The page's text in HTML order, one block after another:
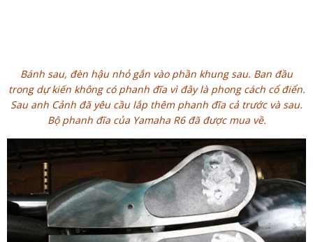
Bánh sau, đèn hậu nhỏ gắn vào phần khung sau. Ban đầu
trong dự kiến không có phanh đĩa vì đây là phong cách cổ điển.
Sau anh Cảnh đã yêu cầu lắp thêm phanh đĩa cả trước và sau.
Bộ phanh đĩa của Yamaha R6 đã được mua về.